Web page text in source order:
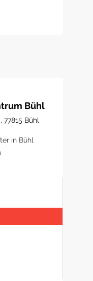
Bühl
77815 Bühl
in Bühl